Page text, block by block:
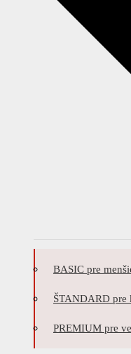
BASIC pre
ŠTANDARD pre
PREMIUM pre